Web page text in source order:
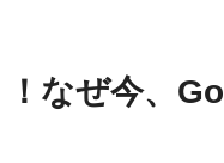
なぜ今、